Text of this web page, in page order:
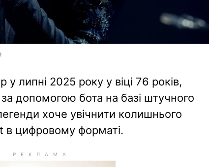
липні 2025 року у віці 76 років,
допомогою бота на базі штучного
хоче увічнити колишнього
в цифровому форматі.